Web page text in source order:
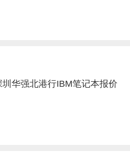
圳华强北港行IBM笔记本报价